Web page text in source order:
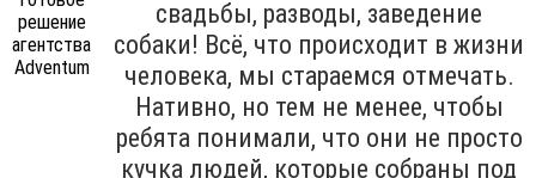
свадьбы, разводы, заведение
собаки! Всё, что происходит в жизни
человека, мы стараемся отмечать.
Нативно, но тем не менее, чтобы
ребята понимали, что они не просто
кучка людей, которые собраны под